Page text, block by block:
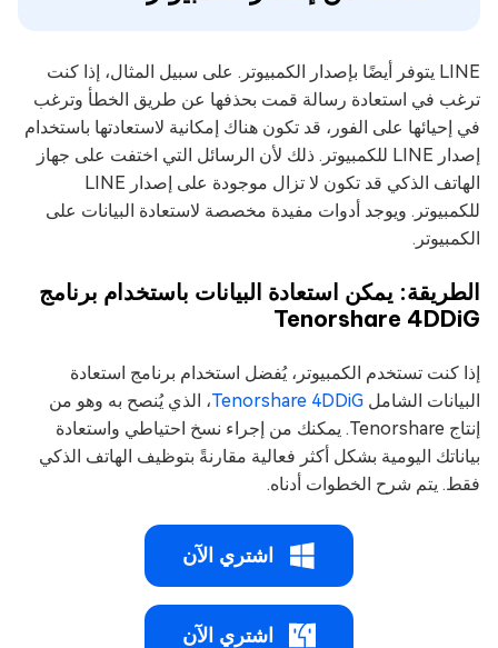
LINE يتوفر أيضًا بإصدار الكمبيوتر. على سبيل المثال، إذا كنت
ترغب في استعادة رسالة قمت بحذفها عن طريق الخطأ وترغب
في إحيائها على الفور، قد تكون هناك إمكانية لاستعادتها باستخدام
إصدار LINE للكمبيوتر. ذلك لأن الرسائل التي اختفت على جهاز
الهاتف الذكي قد تكون لا تزال موجودة على إصدار LINE
للكمبيوتر. ويوجد أدوات مفيدة مخصصة لاستعادة البيانات على
الكمبيوتر.
الطريقة: يمكن استعادة البيانات باستخدام برنامج
Tenorshare 4DDiG
إذا كنت تستخدم الكمبيوتر، يُفضل استخدام برنامج استعادة
البيانات الشامل Tenorshare 4DDiG، الذي يُنصح به وهو من
إنتاج Tenorshare. يمكنك من إجراء نسخ احتياطي واستعادة
بياناتك اليومية بشكل أكثر فعالية مقارنةً بتوظيف الهاتف الذكي
فقط. يتم شرح الخطوات أدناه.
اشتري الآن
اشتري الآن